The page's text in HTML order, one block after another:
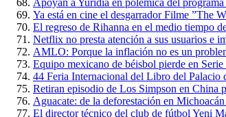
Apoyan a Yuridia en polémica del programa
Ya está en cine el desgarrador Filme ”The
El regreso de Rihanna en el medio tiempo
Netflix no presta atención a sus usuarios e
AMLO: Porque la inflación no es un
Equipo mexicano de béisbol pierde en
44 Feria Internacional del Libro del Palacio
Retiran episodio de Los Simpson en China
Aguacate: de la deforestación en
El director técnico del club de fútbol Yeni